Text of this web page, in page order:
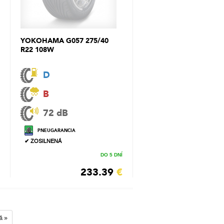
YOKOHAMA G057 275/40
R22 108W
D
B
72 dB
PNEUGARANCIA
✔ ZOSILNENÁ
DO 5 DNÍ
233.39 €
»